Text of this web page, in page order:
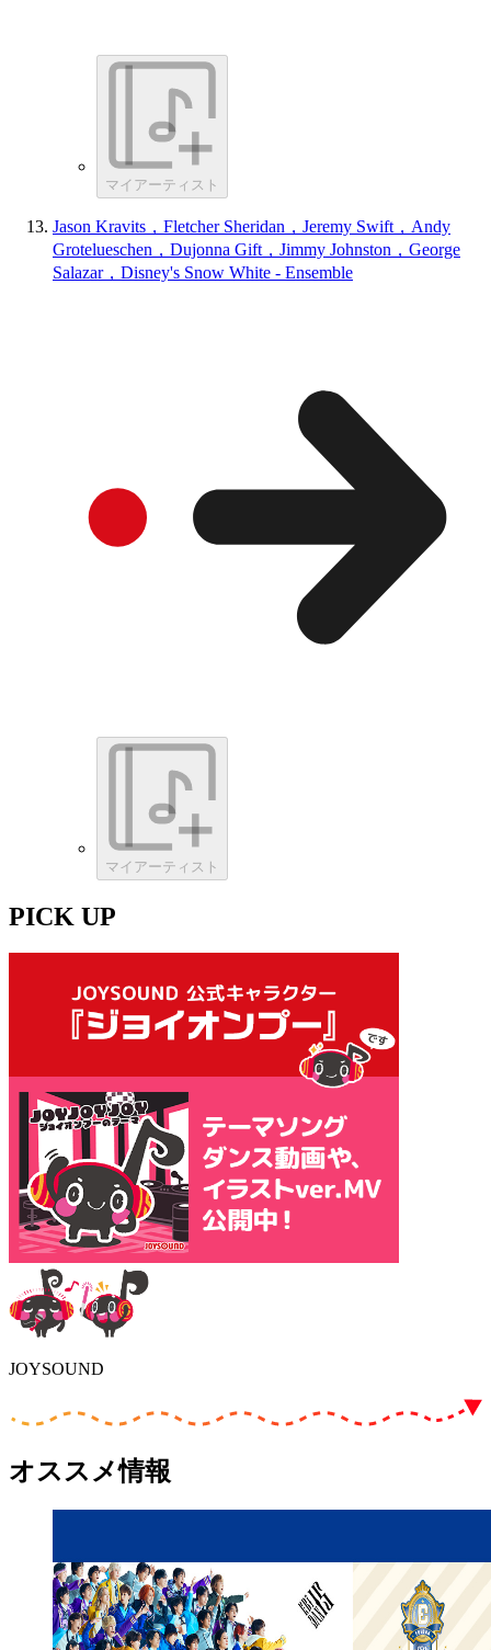
マイアーティスト
Jason Kravits，Fletcher Sheridan，Jeremy Swift，Andy
Grotelueschen，Dujonna Gift，Jimmy Johnston，George
Salazar，Disney's Snow White - Ensemble
マイアーティスト
PICK UP
JOYSOUND
オススメ情報